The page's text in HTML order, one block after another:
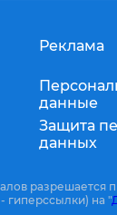
Реклама
данные
Защита
данных
разрешается
гиперссылки) на "